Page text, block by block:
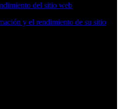
del sitio web
y el rendimiento de su sitio